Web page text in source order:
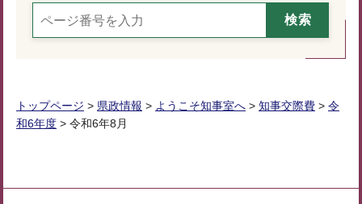
トップページ > 県政情報 > ようこそ知事室へ > 知事交際費 > 令
和6年度 > 令和6年8月